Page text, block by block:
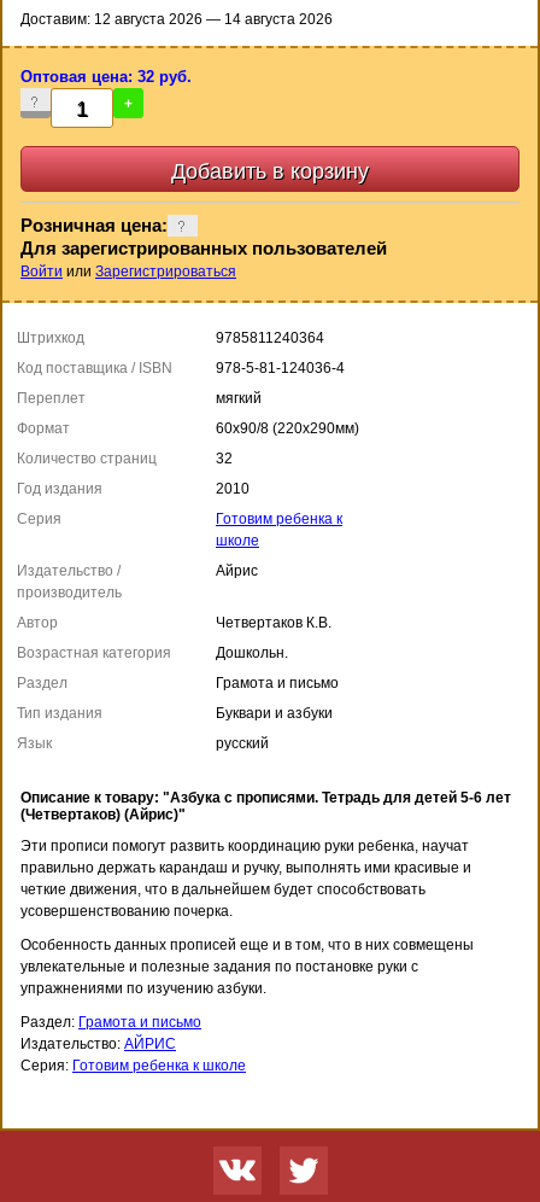
Доставим: 12 августа 2026 — 14 августа 2026
Оптовая цена: 32 руб.
- +
Розничная цена:
Для зарегистрированных пользователей
Войти или Зарегистрироваться
Штрихкод
9785811240364
Код поставщика / ISBN
978-5-81-124036-4
Переплет
мягкий
Формат
60x90/8 (220x290мм)
Количество страниц
32
Год издания
2010
Серия
Готовим ребенка к
школе
Издательство /
производитель
Айрис
Автор
Четвертаков К.В.
Возрастная категория
Дошкольн.
Раздел
Грамота и письмо
Тип издания
Буквари и азбуки
Язык
русский
Описание к товару: "Азбука с прописями. Тетрадь для детей 5-6 лет
(Четвертаков) (Айрис)"
Эти прописи помогут развить координацию руки ребенка, научат
правильно держать карандаш и ручку, выполнять ими красивые и
четкие движения, что в дальнейшем будет способствовать
усовершенствованию почерка.
Особенность данных прописей еще и в том, что в них совмещены
увлекательные и полезные задания по постановке руки с
упражнениями по изучению азбуки.
Раздел: Грамота и письмо
Издательство: АЙРИС
Серия: Готовим ребенка к школе